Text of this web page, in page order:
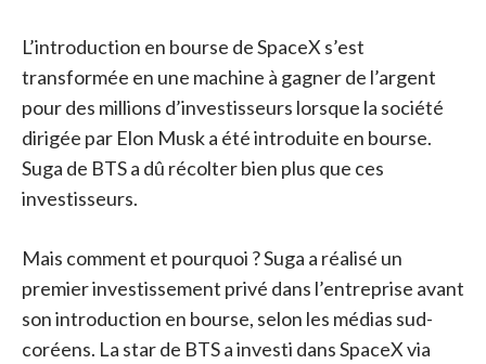
L’introduction en bourse de SpaceX s’est
transformée en une machine à gagner de l’argent
pour des millions d’investisseurs lorsque la société
dirigée par Elon Musk a été introduite en bourse.
Suga de BTS a dû récolter bien plus que ces
investisseurs.
Mais comment et pourquoi ? Suga a réalisé un
premier investissement privé dans l’entreprise avant
son introduction en bourse, selon les médias sud-
coréens. La star de BTS a investi dans SpaceX via